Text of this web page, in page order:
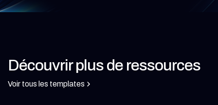
Découvrir plus de ressources
Voir tous les templates